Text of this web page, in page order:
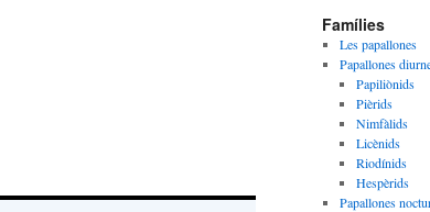
Famílies
Les papallones
Papallones
Papiliònids
Pièrids
Nimfàlids
Licènids
Riodínids
Hespèrids
Papallones